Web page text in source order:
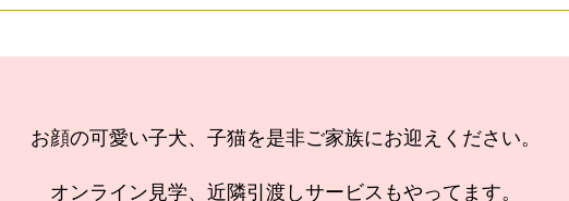
お顔の可愛い子犬、子猫を是非ご家族にお迎えください。
オンライン見学、近隣引渡しサービスもやってます。